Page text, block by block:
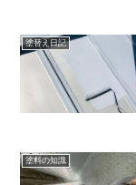
塗替え日記
塗料の知識